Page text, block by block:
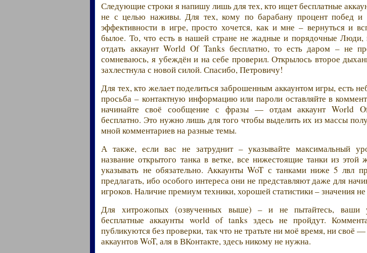
Следующие строки я напишу лишь для тех, кто ищет бесплатные
не с целью наживы. Для тех, кому по барабану процент побед и
эффективности в игре, просто хочется, как и мне – вернуться и
былое. То, что есть в нашей стране не жадные и порядочные Люди,
отдать аккаунт World Of Tanks бесплатно, то есть даром – не
сомневаюсь, я убеждён и на себе проверил. Открылось второе
захлестнула с новой силой. Спасибо, Петровичу!
Для тех, кто желает поделиться заброшенным аккаунтом игры, есть
просьба – контактную информацию или пароли оставляйте в
начинайте своё сообщение с фразы — отдам аккаунт World
бесплатно. Это нужно лишь для того чтобы выделить их из массы
мной комментариев на разные темы.
А также, если вас не затруднит – указывайте максимальный
название открытого танка в ветке, все нижестоящие танки из этой
указывать не обязательно. Аккаунты WoT с танками ниже 5 лвл
предлагать, ибо особого интереса они не представляют даже для
игроков. Наличие премиум техники, хорошей статистики – значения
Для хитрожопых (озвученных выше) – и не пытайтесь, ваши
бесплатные аккаунты world of tanks здесь не пройдут.
публикуются без проверки, так что не тратьте ни моё время, ни своё —
аккаунтов WoT, аля в ВКонтакте, здесь никому не нужна.